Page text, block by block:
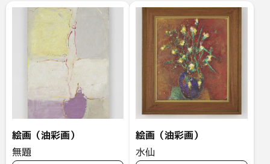
絵画（油彩画）
無題
絵画（油彩画）
水仙